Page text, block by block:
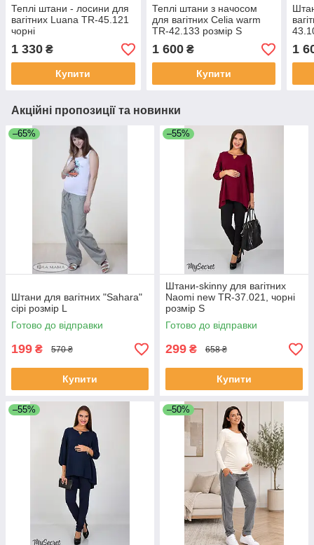
Теплі штани - лосини для
вагітних Luana TR-45.121
чорні
1 330 ₴
Купити
Теплі штани з начосом
для вагітних Celia warm
TR-42.133 розмір S
1 600₴
Купити
1
Акційні пропозиції та новинки
–65%
Штани для вагітних "Sahara"
сірі розмір L
Готово до відправки
199 ₴ 570 ₴
Купити
–55%
Штани-skinny для вагітних
Naomi new TR-37.021, чорні
розмір S
Готово до відправки
299 ₴ 658 ₴
Купити
–55% –50%